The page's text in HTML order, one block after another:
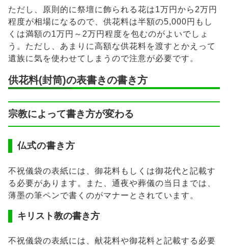
ただし、原則的に祭壇に飾られる花は1万円から2万円
程度が相場になるので、供花料は半額の5,000円もし
くは満額の1万円～2万円程度を包むのがよいでしょ
う。ただし、あまりに高額な供花料を渡すとかえって
遺族に気を使わせてしまうので注意が必要です。
供花料(封筒)の表書きの書き方
宗教によって書き方が変わる
仏式の書き方
不祝儀袋の表紙には、御花料もしくは御花代と記載す
る必要があります。また、通夜や葬儀の当日までは、
薄墨の筆ペンで書くのがマナーとされています。
キリスト教の書き方
不祝儀袋の表紙には、献花料や御花料と記載する必要